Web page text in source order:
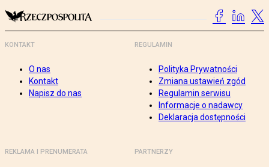
KONTAKT
O nas
Kontakt
Napisz do nas
REGULAMIN
Polityka Prywatności
Zmiana ustawień zgód
Regulamin serwisu
Informacje o nadawcy
Deklaracja dostępności
REKLAMA I PRENUMERATA PARTNERZY